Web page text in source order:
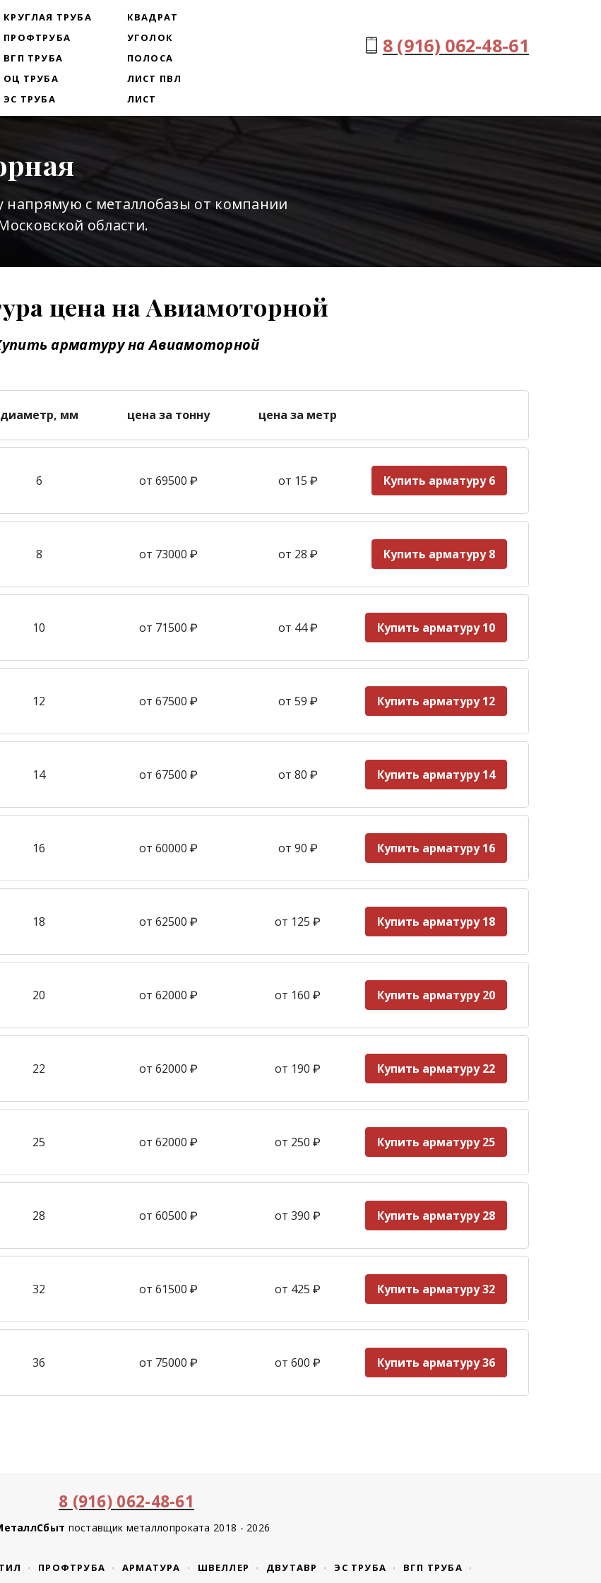
КРУГЛАЯ ТРУБА
ПРОФТРУБА
ВГП ТРУБА
ОЦ ТРУБА
ЭС ТРУБА
КВАДРАТ
УГОЛОК
ПОЛОСА
ЛИСТ ПВЛ
ЛИСТ
8 (916) 062-48-61
с металлобазы от компании
области.
цена на Авиамоторной
арматуру на Авиамоторной
диаметр, мм цена за тонну цена за метр
6 от 69500 ₽ от 15 ₽ Купить арматуру 6
8 от 73000 ₽ от 28 ₽ Купить арматуру 8
10 от 71500 ₽ от 44₽ Купить арматуру 10
12 от 67500 ₽ от 59 ₽ Купить арматуру 12
14 от 67500 ₽ от 80 ₽ Купить арматуру 14
16 от 60000 ₽ от 90 ₽ Купить арматуру 16
18 от 62500 ₽ от 125 ₽ Купить арматуру 18
20 от 62000 ₽ от 160₽ Купить арматуру 20
22 от 62000 ₽ от 190 ₽ Купить арматуру 22
25 от 62000 ₽ от 250₽ Купить арматуру 25
28 от 60500 ₽ от 390₽ Купить арматуру 28
32 от 61500 ₽ от 425 ₽ Купить арматуру 32
36 от 75000 ₽ от 600 ₽ Купить арматуру 36
8 (916) 062-48-61
поставщик металлопроката 2018 - 2026
ПРОФТРУБА АРМАТУРА ШВЕЛЛЕР ДВУТАВР ЭС ТРУБА
ВГП ТРУБА